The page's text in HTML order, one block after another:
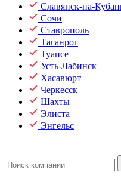
Славянск-на-
Сочи
Ставрополь
Таганрог
Туапсе
Усть-Лабинск
Хасавюрт
Черкесск
Шахты
Элиста
Энгельс